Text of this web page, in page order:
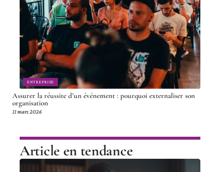
ENTREPRISE
Assurer la réussite d’un événement : pourquoi externaliser son
organisation
11 mars 2026
Article en tendance